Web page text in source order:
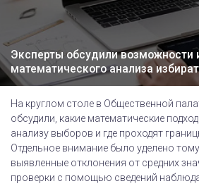
Эксперты обсудили возможности
математического анализа
На круглом столе в Общественной
обсудили, какие математические
анализу выборов и где проходят
Отдельное внимание было уделено
выявленные отклонения от средних
проверки с помощью сведений